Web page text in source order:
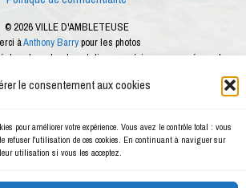
le consentement aux cookies
pour améliorer votre expérience. Vous avez le contrôle total : vous
refuser l'utilisation de ces cookies. En continuant à naviguer sur
utilisation si vous les acceptez.
© 2026 VILLE D'AMBLETEUSE
àAnthony Barrypour les photos
dans le cadre des ateliers numériques proposés par le